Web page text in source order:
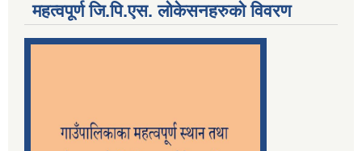
महत्वपूर्ण जि.पि.एस. लोकेसनहरुको विवरण